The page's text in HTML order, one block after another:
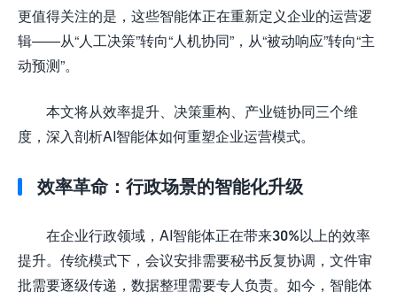
更值得关注的是，这些智能体正在重新定义企业的运营逻
辑——从“人工决策”转向“人机协同”，从“被动响应”转向“主
动预测”。
本文将从效率提升、决策重构、产业链协同三个维
度，深入剖析AI智能体如何重塑企业运营模式。
效率革命：行政场景的智能化升级
在企业行政领域，AI智能体正在带来30%以上的效率
提升。传统模式下，会议安排需要秘书反复协调，文件审
批需要逐级传递，数据整理需要专人负责。如今，智能体